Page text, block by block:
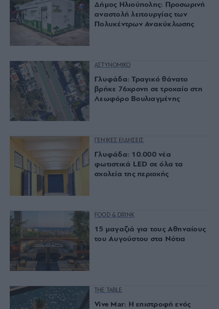
Δήμος Ηλιούπολης: Προσωρινή
αναστολή λειτουργίας των
Πολυκέντρων Ανακύκλωσης
ΑΣΤΥΝΟΜΙΚΟ
Γλυφάδα: Τραγικό θάνατο
βρήκε 76χρονη σε τροχαίο στη
Λεωφόρο Βουλιαγμένης
ΓΕΝΙΚΕΣ ΕΙΔΗΣΕΙΣ
Γλυφάδα: 10.000 νέα
φωτιστικά LED σε όλα τα
σχολεία της περιοχής
FOOD & DRINK
15 μαγαζιά για τους Αθηναίους
του Αυγούστου στα Νότια
THE TABLE
Vive Mar: Η επιστροφή ενός